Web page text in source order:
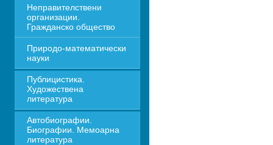
Неправителствени
организации.
Гражданско общество
Природо-математически
науки
Публицистика.
Художествена
литература
Автобиографии.
Биографии. Мемоарна
литература